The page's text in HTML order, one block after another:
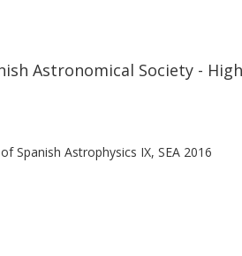
Astronomical Society -
Spanish Astrophysics IX, SEA 2016